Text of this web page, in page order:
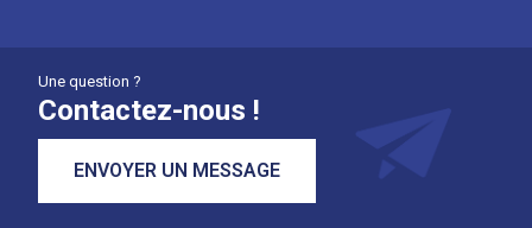
Une question ?
Contactez-nous !
ENVOYER UN MESSAGE